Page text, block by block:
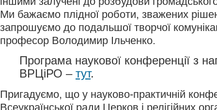
Ми бажаємо плідної роботи, зважених
запрошуємо до подальшої творчої
професор Володимир Ільченко.
Програма наукової конференції з
ВРЦіРО – тут.
Пригадуємо, що у науково-практичній
Всеукраїнської ради Церков і релігійних